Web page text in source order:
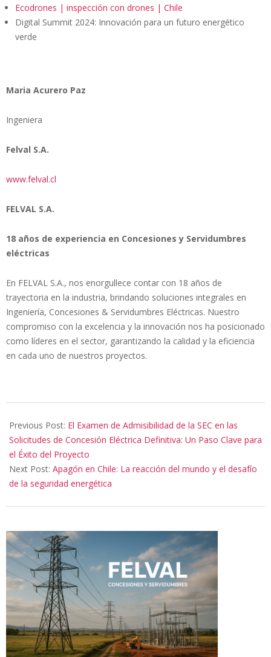
Ecodrones | inspección con drones | Chile
Digital Summit 2024: Innovación para un futuro energético
verde
Maria Acurero Paz
Ingeniera
Felval S.A.
www.felval.cl
FELVAL S.A.
18 años de experiencia en Concesiones y Servidumbres
eléctricas
En FELVAL S.A., nos enorgullece contar con 18 años de
trayectoria en la industria, brindando soluciones integrales en
Ingeniería, Concesiones & Servidumbres Eléctricas. Nuestro
compromiso con la excelencia y la innovación nos ha posicionado
como líderes en el sector, garantizando la calidad y la eficiencia
en cada uno de nuestros proyectos.
02-
26
Previous Post: El Examen de Admisibilidad de la SEC en las
Solicitudes de Concesión Eléctrica Definitiva: Un Paso Clave para
el Éxito del Proyecto
Next Post: Apagón en Chile: La reacción del mundo y el desafío
de la seguridad energética